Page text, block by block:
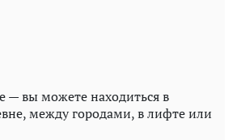
— вы можете находиться в
между городами, в лифте или